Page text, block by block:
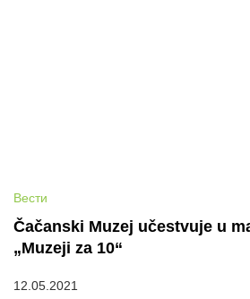
Вести
Čačanski Muzej učestvuje u
„Muzeji za 10“
12.05.2021